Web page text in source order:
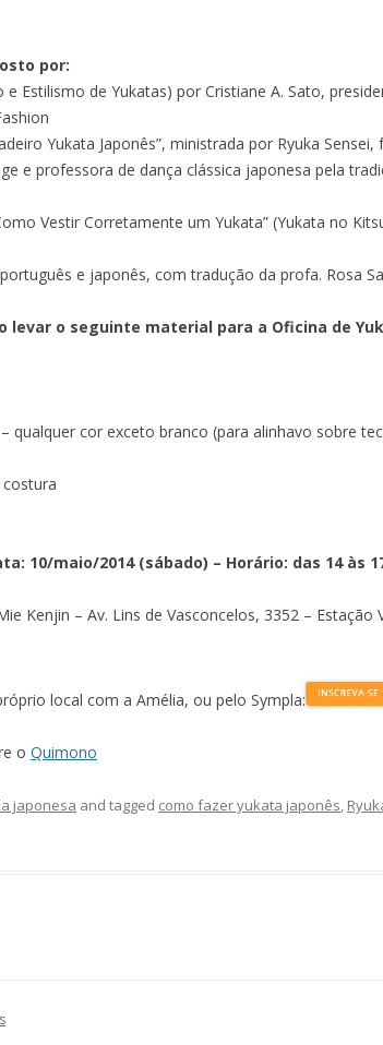
por:
Estilismo de Yukatas) por Cristiane A. Sato,
Yukata Japonês”, ministrada por Ryuka
e professora de dança clássica japonesa pela
Vestir Corretamente um Yukata” (Yukata no
e japonês, com tradução da profa. Rosa
levar o seguinte material para a Oficina de
qualquer cor exceto branco (para alinhavo sobre
10/maio/2014 (sábado) – Horário: das 14 às
Kenjin – Av. Lins de Vasconcelos, 3352 – Estação
local com a Amélia, ou pelo Sympla:
o Quimono
japonesa and tagged como fazer yukata japonês,